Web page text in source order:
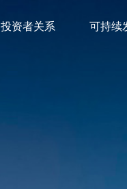
投资者关系 可持续